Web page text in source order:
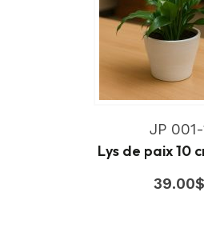
JP 001-
Lys de paix 10
39.00$